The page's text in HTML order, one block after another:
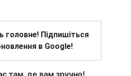
головне! Підпишіться
в Google!
там, де вам зручно!